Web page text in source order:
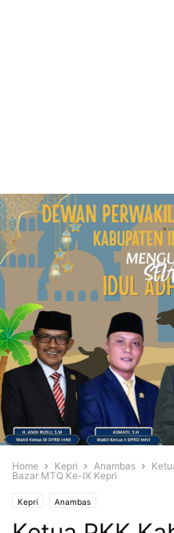
Home Kepri Anambas
Bazar MTQ Ke-IX Kepri
Kepri Anambas